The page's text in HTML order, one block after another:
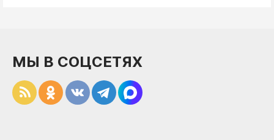
МЫ В СОЦСЕТЯХ